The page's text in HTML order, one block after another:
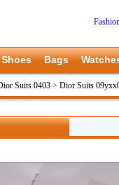
Shoes Bags
Suits 0403 > Dior Suits